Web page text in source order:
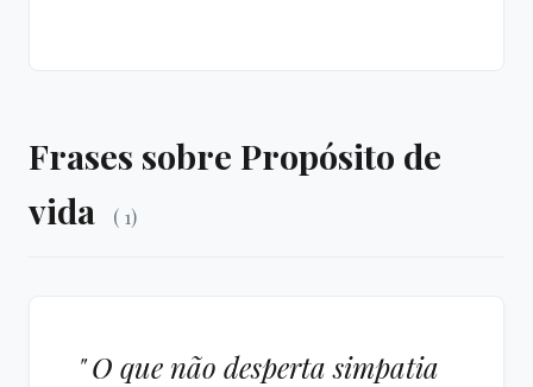
Frases sobre Propósito de
vida
( 1)
" O que não desperta simpatia